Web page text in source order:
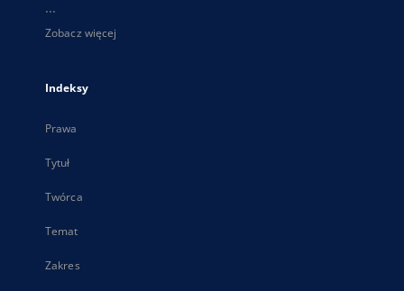
...
Zobacz więcej
Indeksy
Prawa
Tytuł
Twórca
Temat
Zakres